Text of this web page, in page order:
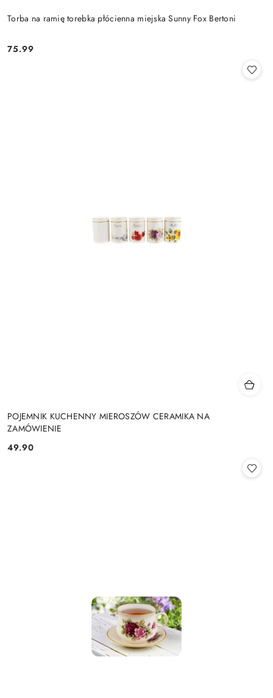
Torba na ramię torebka płócienna miejska Sunny Fox Bertoni
Cena:
75.99
POJEMNIK KUCHENNY MIEROSZÓW CERAMIKA NA
ZAMÓWIENIE
Cena:
49.90